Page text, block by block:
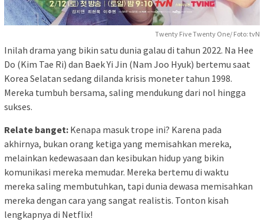
Twenty Five Twenty One/ Foto: tvN
Inilah drama yang bikin satu dunia galau di tahun 2022. Na Hee
Do (Kim Tae Ri) dan Baek Yi Jin (Nam Joo Hyuk) bertemu saat
Korea Selatan sedang dilanda krisis moneter tahun 1998.
Mereka tumbuh bersama, saling mendukung dari nol hingga
sukses.
Relate banget: Kenapa masuk trope ini? Karena pada
akhirnya, bukan orang ketiga yang memisahkan mereka,
melainkan kedewasaan dan kesibukan hidup yang bikin
komunikasi mereka memudar. Mereka bertemu di waktu
mereka saling membutuhkan, tapi dunia dewasa memisahkan
mereka dengan cara yang sangat realistis. Tonton kisah
lengkapnya di Netflix!